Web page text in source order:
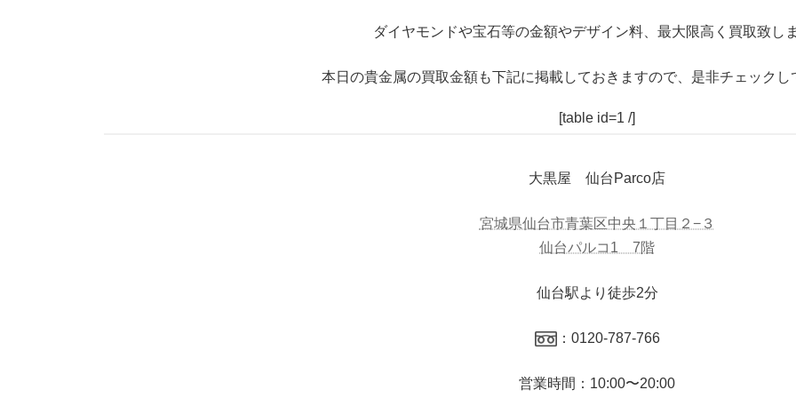
ダイヤモンドや宝石等の金額やデザイン料、最大限高く買取致し
本日の貴金属の買取金額も下記に掲載しておきますので、是非チェックし
[table id=1 /]
大黒屋 仙台Parco店
宮城県仙台市青葉区中央１丁目２−３
仙台パルコ1 7階
仙台駅より徒歩2分
：0120-787-766
営業時間：10:00〜20:00